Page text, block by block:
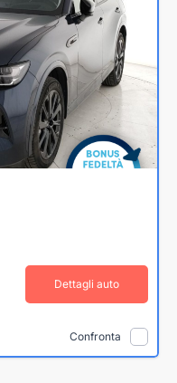
Dettagli auto
Confronta